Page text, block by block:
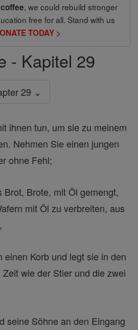
, we could rebuild stronger
free for all. Stand with us
TODAY >
- Kapitel 29
29 ⌄
ihnen tun, um sie zu meinem
Nehmen Sie einen jungen
ohne Fehl;
Brot, Brote, mit Öl gemengt,
mit Öl zu verbreiten, aus
einen Korb und legt sie in den
wie der Stier und die zwei
seine Söhne an den Eingang